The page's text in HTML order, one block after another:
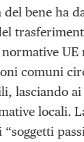
bene ha
UE
comuni
lasciando ai
locali.